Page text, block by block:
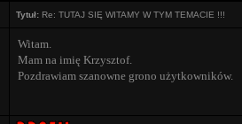
Tytuł: Re: TUTAJ SIĘ WITAMY W TYM TEMACIE !!!
Witam.
Mam na imię Krzysztof.
Pozdrawiam szanowne grono użytkowników.